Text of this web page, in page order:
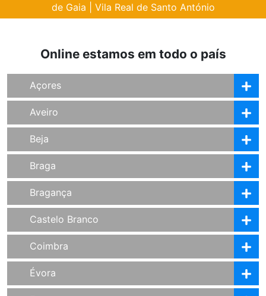
de Gaia
Vila Real de Santo António
Online estamos em todo o país
Açores
Aveiro
Beja
Braga
Bragança
Castelo Branco
Coimbra
Évora